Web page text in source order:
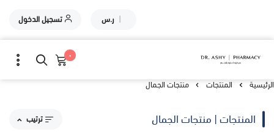
| ر.س تسجيل الدخول
٠
الرئيسية المنتجات منتجات الجمال
المنتجات | منتجات الجمال ترتيب